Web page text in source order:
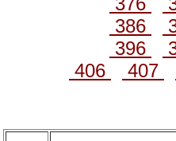
386
396
406
407